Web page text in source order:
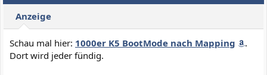
Anzeige
Schau mal hier: 1000er K5 BootMode nach Mapping
.
Dort wird jeder fündig.